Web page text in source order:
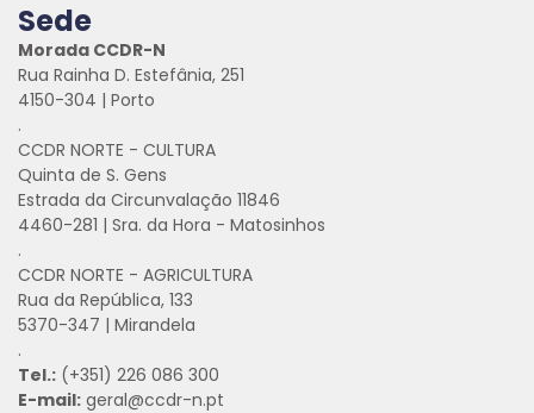
Sede
Morada CCDR-N
Rua Rainha D. Estefânia, 251
4150-304 | Porto
.
CCDR NORTE - CULTURA
Quinta de S. Gens
Estrada da Circunvalação 11846
4460-281 | Sra. da Hora - Matosinhos
.
CCDR NORTE - AGRICULTURA
Rua da República, 133
5370-347 | Mirandela
.
Tel.: (+351) 226 086 300
E-mail: geral@ccdr-n.pt